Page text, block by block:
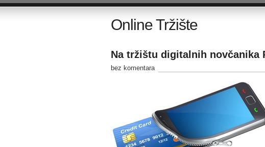
Online Tržište
Na tržištu digitalnih novčanika
bez komentara